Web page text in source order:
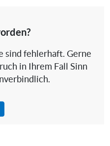
sind fehlerhaft. Gerne
in Ihrem Fall Sinn